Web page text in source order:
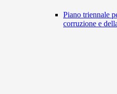
Piano triennale
corruzione e